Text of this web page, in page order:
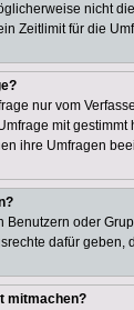
nicht
Zeitlimit für die
nur vom
mit
ihre Umfragen
Benutzern oder
dafür
mitmachen?